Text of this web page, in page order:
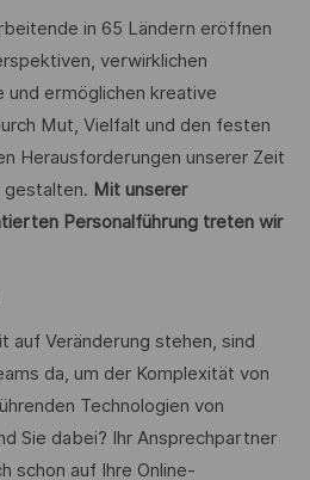
in 65 Ländern eröffnen
verwirklichen
und ermöglichen kreative
Mut, Vielfalt und den festen
Herausforderungen unserer Zeit
gestalten. Mit unserer
Personalführung treten wir
auf Veränderung stehen, sind
da, um der Komplexität von
Technologien von
Sie dabei? Ihr Ansprechpartner
schon auf Ihre Online-